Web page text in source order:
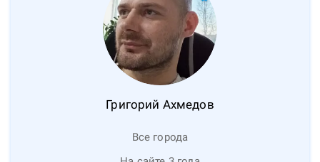
Григорий Ахмедов
Все города